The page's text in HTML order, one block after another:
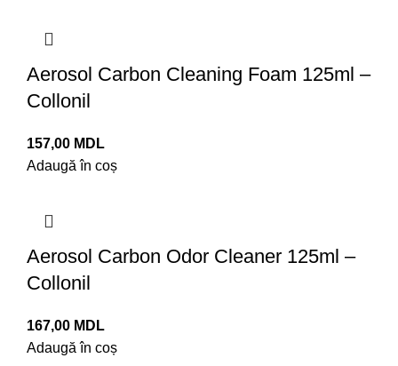
Aerosol Carbon Cleaning Foam 125ml –
Collonil
157,00 MDL
Adaugă în coș
Aerosol Carbon Odor Cleaner 125ml –
Collonil
167,00 MDL
Adaugă în coș